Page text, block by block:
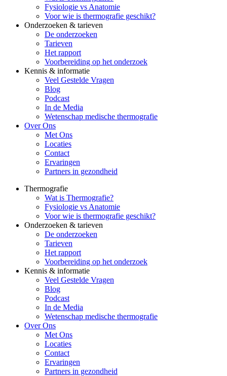
Fysiologie vs Anatomie
Voor wie is thermografie geschikt?
Onderzoeken & tarieven
De onderzoeken
Tarieven
Het rapport
Voorbereiding op het onderzoek
Kennis & informatie
Veel Gestelde Vragen
Blog
Podcast
In de Media
Wetenschap medische thermografie
Over Ons
Met Ons
Locaties
Contact
Ervaringen
Partners in gezondheid
Thermografie
Wat is Thermografie?
Fysiologie vs Anatomie
Voor wie is thermografie geschikt?
Onderzoeken & tarieven
De onderzoeken
Tarieven
Het rapport
Voorbereiding op het onderzoek
Kennis & informatie
Veel Gestelde Vragen
Blog
Podcast
In de Media
Wetenschap medische thermografie
Over Ons
Met Ons
Locaties
Contact
Ervaringen
Partners in gezondheid